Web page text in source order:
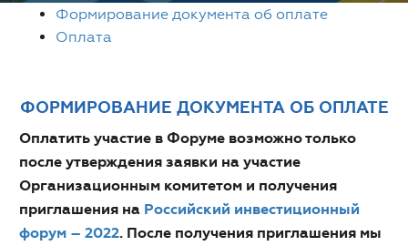
Формирование документа об оплате
Оплата
ФОРМИРОВАНИЕ ДОКУМЕНТА ОБ ОПЛАТЕ
Оплатить участие в Форуме возможно только
после утверждения заявки на участие
Организационным комитетом и получения
приглашения на Российский инвестиционный
форум – 2022. После получения приглашения мы